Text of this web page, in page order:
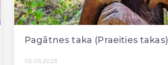
Pagātnes taka (Praeities takas)
05.05.2023